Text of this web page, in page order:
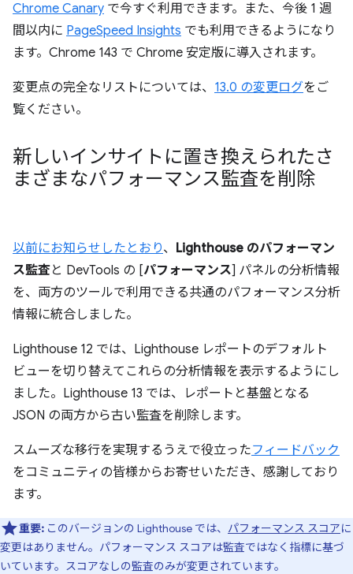
Chrome Canary で今すぐ利用できます。また、今後 1 週
間以内に PageSpeed Insights でも利用できるようになり
ます。Chrome 143 で Chrome 安定版に導入されます。
変更点の完全なリストについては、 13.0 の変更ログをご
覧ください。
新しいインサイトに置き換えられたさ
まざまなパフォーマンス監査を削除
以前にお知らせしたとおり、 Lighthouse のパフォーマン
ス監査と DevTools の [パフォーマンス] パネルの分析情報
を、両方のツールで利用できる共通のパフォーマンス分析
情報に統合しました。
Lighthouse 12 では、Lighthouse レポートのデフォルト
ビューを切り替えてこれらの分析情報を表示するようにし
ました。Lighthouse 13 では、レポートと基盤となる
JSON の両方から古い監査を削除します。
スムーズな移行を実現するうえで役立ったフィードバック
をコミュニティの皆様からお寄せいただき、感謝しており
ます。
重要: このバージョンの Lighthouse では、 パフォーマンス スコアに
変更はありません。パフォーマンス スコアは監査ではなく指標に基づ
いています。スコアなしの監査のみが変更されています。